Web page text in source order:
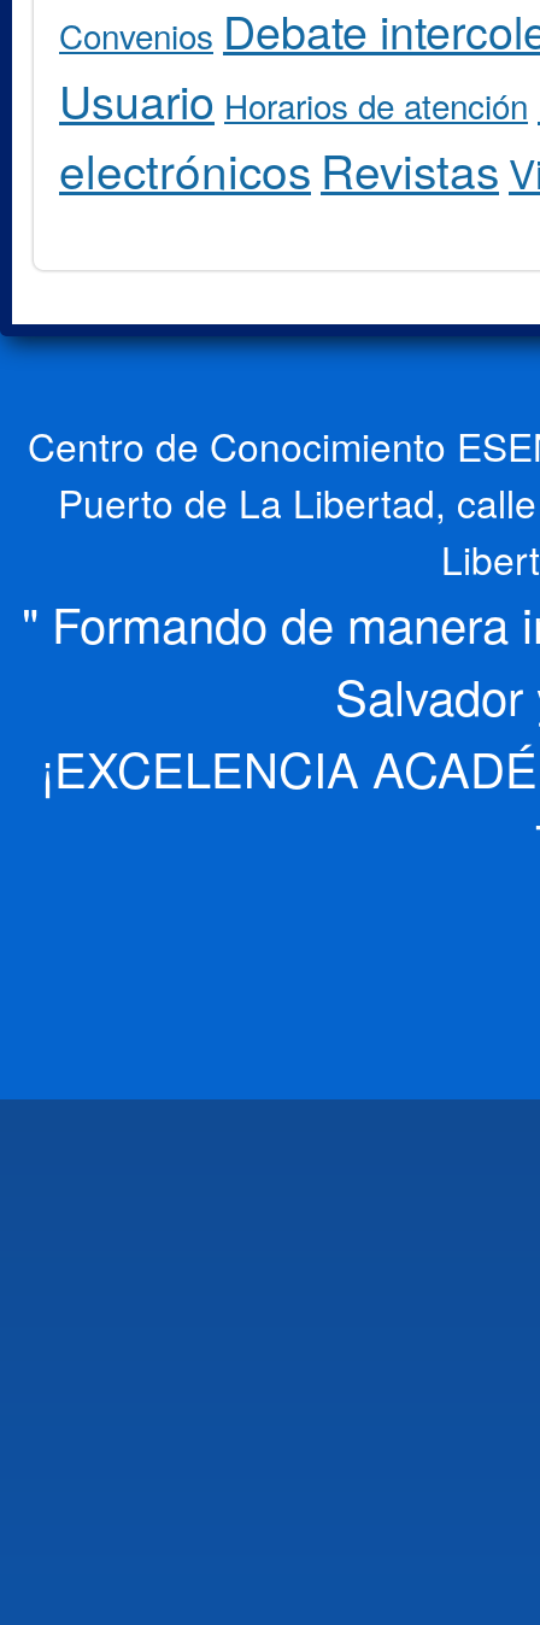
Convenios Debate
Usuario Horarios de atención
electrónicos Revistas
Centro de Conocimiento
Puerto de La Libertad,
" Formando de manera
¡EXCELENCIA